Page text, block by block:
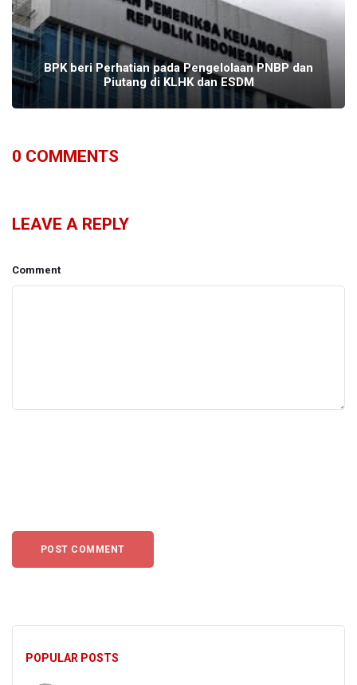
BPK beri Perhatian pada Pengelolaan PNBP dan
Piutang di KLHK dan ESDM
0 COMMENTS
LEAVE A REPLY
Comment
POPULAR POSTS